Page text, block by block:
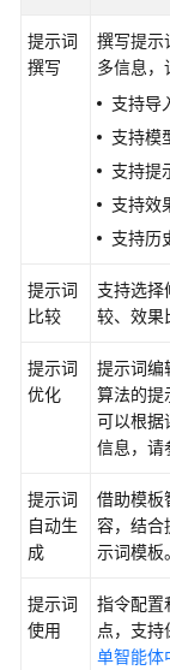
发
智
能
应
用
介
绍
示
例：
搭
一
个
医
提示词
撰写
撰写提示
多信息，
支持导
支持模
支持提
支持效
支持历
提示词
比较
支持选择
较、效果
提示词
优化
提示词编
算法的提
可以根据
信息，请
提示词
自动生
成
借助模板
容，结合
示词模板。
提示词
使用
指令配置
点，支
单智能体